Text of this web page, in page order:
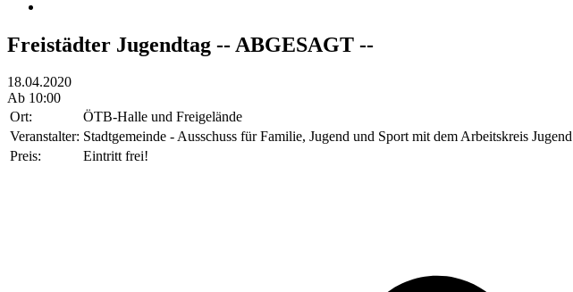
Freistädter Jugendtag -- ABGESAGT --
18.04.2020
Ab 10:00
Ort:
ÖTB-Halle und Freigelände
Veranstalter: Stadtgemeinde - Ausschuss für Familie, Jugend und Sport mit dem Arbeitskreis Jugend
Preis:
Eintritt frei!